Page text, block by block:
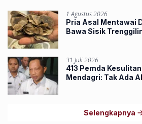
1 Agustus 2026
Pria Asal Mentawai
Bawa Sisik
31 Juli 2026
413 Pemda
Mendagri: Tak Ada
Selengkapnya